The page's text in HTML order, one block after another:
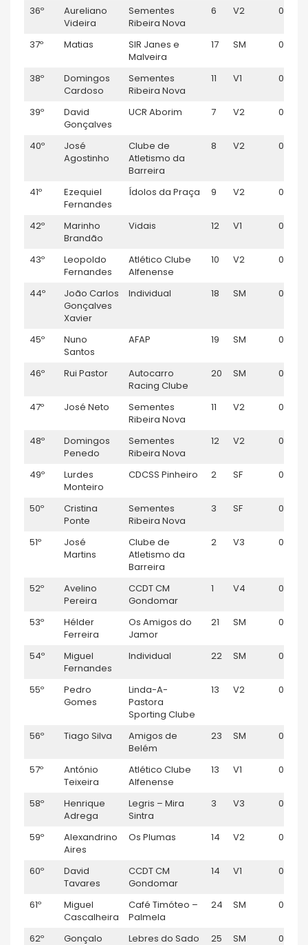
36º
Aureliano
Videira
Sementes
Ribeira Nova
6 V2
37º Matias
SIR Janes e
Malveira
17 SM
38º
Domingos
Cardoso
Sementes
Ribeira Nova
11 V1
39º
David
Gonçalves
UCR Aborim 7 V2
40º
José
Agostinho
Clube de
Atletismo da
Barreira
8 V2
41º
Ezequiel
Fernandes
Ídolos da Praça 9 V2
42º
Marinho
Brandão
Vidais 12 V1
43º
Leopoldo
Fernandes
Atlético Clube
Alfenense
10 V2
44º
João Carlos
Gonçalves
Xavier
Individual 18 SM
45º
Nuno
Santos
AFAP 19 SM
46º Rui Pastor
Autocarro
Racing Clube
20 SM
47º José Neto
Sementes
Ribeira Nova
11 V2
48º
Domingos
Penedo
Sementes
Ribeira Nova
12 V2
49º
Lurdes
Monteiro
CDCSS Pinheiro 2 SF
50º
Cristina
Ponte
Sementes
Ribeira Nova
3 SF
51º
José
Martins
Clube de
Atletismo da
Barreira
2 V3
52º
Avelino
Pereira
CCDT CM
Gondomar
1 V4
53º
Hélder
Ferreira
Os Amigos do
Jamor
21 SM
54º
Miguel
Fernandes
Individual 22 SM
55º
Pedro
Gomes
Linda-A-
Pastora
Sporting Clube
13 V2
56º Tiago Silva
Amigos de
Belém
23 SM
57º
António
Teixeira
Atlético Clube
Alfenense
13 V1
58º
Henrique
Adrega
Legris – Mira
Sintra
3 V3
59º
Alexandrino
Aires
Os Plumas 14 V2
60º
David
Tavares
CCDT CM
Gondomar
14 V1
61º
Miguel
Cascalheira
Café Timóteo –
Palmela
24 SM
62º
Gonçalo
Lebres do Sado 25 SM